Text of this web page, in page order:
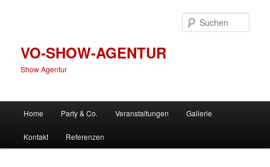
VO-SHOW-AGENTUR
Show Agentur
Home Party & Co. Veranstaltungen Gallerie
Kontakt Referenzen